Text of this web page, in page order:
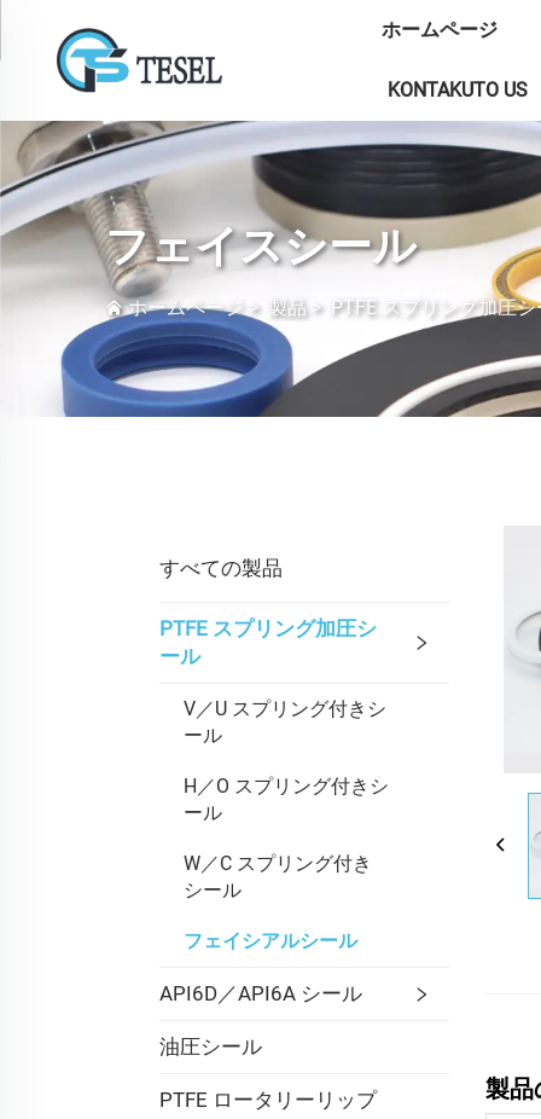
ホームページ
KONTAKUTO US
フェイスシール
ホームページ > 製品> PTFE スプリング加圧
すべての製品
PTFE スプリング加圧シ
ール
V／U スプリング付きシ
ール
H／O スプリング付きシ
ール
W／C スプリング付き
シール
フェイシアルシール
API6D／API6A シール
油圧シール
PTFE ロータリーリップ
製品